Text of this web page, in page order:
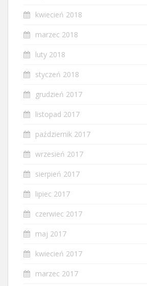
kwiecień 2018
marzec 2018
luty 2018
styczeń 2018
grudzień 2017
listopad 2017
październik 2017
wrzesień 2017
sierpień 2017
lipiec 2017
czerwiec 2017
maj 2017
kwiecień 2017
marzec 2017